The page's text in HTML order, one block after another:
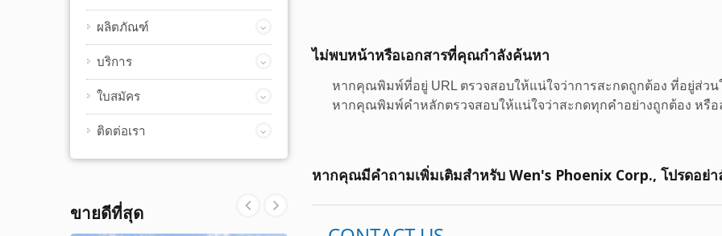
ผลิตภัณฑ์
บริการ
ใบสมัคร
ติดต่อเรา
ขายดีที่สุด
ไม่พบหน้าหรือเอกสารที่คุณกำลังค้นหา
หากคุณพิมพ์ที่อยู่ URL ตรวจสอบให้แน่ใจว่าการสะกดถูกต้อง ที่อยู่ส่ว
หากคุณพิมพ์คำหลักตรวจสอบให้แน่ใจว่าสะกดทุกคำอย่างถูกต้อง หรื
หากคุณมีคำถามเพิ่มเติมสำหรับ Wen's Phoenix Corp., โปรดอย่า